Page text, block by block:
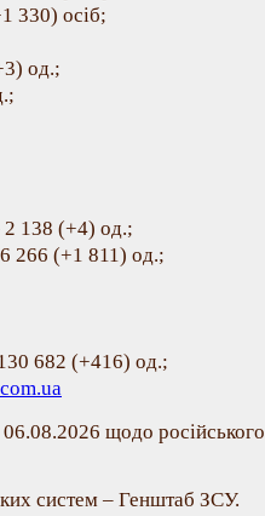
330) осіб;
од.;
2 138 (+4) од.;
266 (+1 811) од.;
130 682 (+416) од.;
щодо російського
систем – Генштаб ЗСУ.